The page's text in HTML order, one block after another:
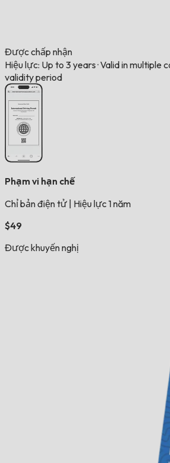
Được chấp nhận
Hiệu lực: Up to 3 years ·Valid in multiple
validity period
Phạm vi hạn chế
Chỉ bản điện tử Hiệu lực 1 năm
$49
Được khuyến nghị